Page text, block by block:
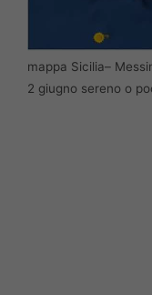
mappa Sicilia–
2 giugno sereno o